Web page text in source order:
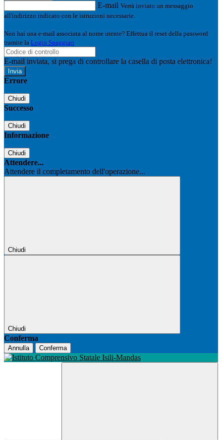
E-mail Verrà inviato un messaggio
all'indirizzo indicato con le istruzioni necessarie.
Non hai una e-mail associata al nome utente? Effettua il reset della password
tramite la Login Spaggiari
E-mail inviata, si prega di controllare la casella di posta elettronica!
Errore
Chiudi
Successo
Chiudi
Informazione
Chiudi
Attendere...
Attendere il completamento dell'operazione...
Chiudi
Chiudi
Conferma
Annulla Conferma